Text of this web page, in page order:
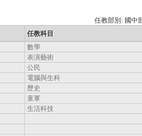
任教部別: 國中
任教科目
數學
表演藝術
公民
電腦與生科
歷史
童軍
生活科技